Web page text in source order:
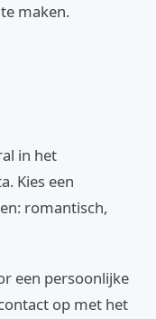
maken.
in het
Kies een
romantisch,
een persoonlijke
op met het